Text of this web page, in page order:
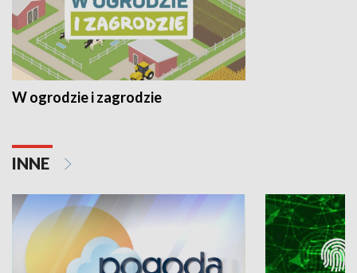
W ogrodzie i zagrodzie
INNE